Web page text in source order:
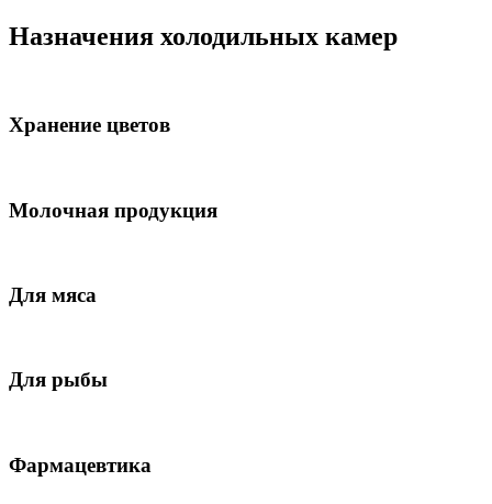
Назначения холодильных камер
Хранение цветов
Молочная продукция
Для мяса
Для рыбы
Фармацевтика